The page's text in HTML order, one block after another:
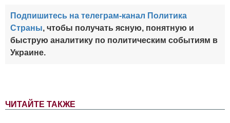
ЧИТАЙТЕ ТАКЖЕ
Подпишитесь на телеграм-канал Политика
Страны, чтобы получать ясную, понятную и
быструю аналитику по политическим событиям в
Украине.